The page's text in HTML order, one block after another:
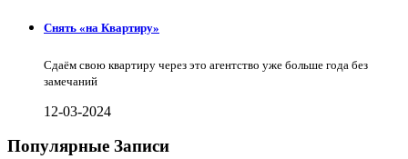
Снять «на Квартиру»
Сдаём свою квартиру через это агентство уже больше года без
замечаний
12-03-2024
Популярные Записи